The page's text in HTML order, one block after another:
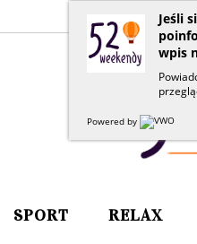
SPORT RELAX
Jeśli
wpis
Powered by